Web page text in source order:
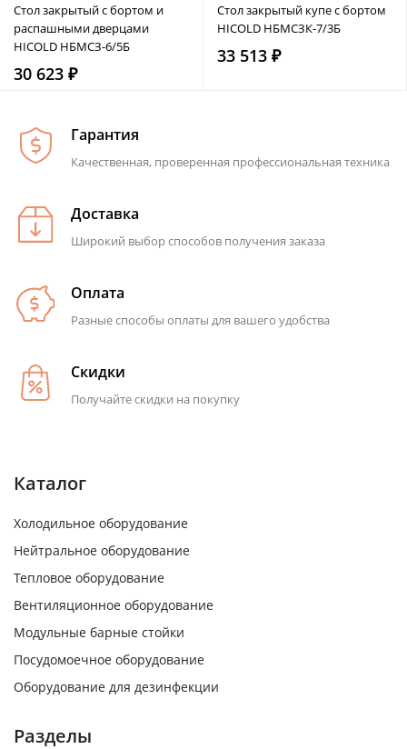
Стол закрытый с бортом и
распашными дверцами
HICOLD НБМСЗ-6/5Б
30 623 ₽
Стол закрытый купе с бортом
HICOLD НБМСЗК-7/3Б
33 513 ₽
Гарантия
Качественная, проверенная профессиональная техника
Доставка
Широкий выбор способов получения заказа
Оплата
Разные способы оплаты для вашего удобства
Скидки
Получайте скидки на покупку
Каталог
Холодильное оборудование
Нейтральное оборудование
Тепловое оборудование
Вентиляционное оборудование
Модульные барные стойки
Посудомоечное оборудование
Оборудование для дезинфекции
Разделы